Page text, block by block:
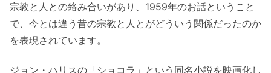
宗教と人との絡み合いがあり、1959年のお話ということ
で、今とは違う昔の宗教と人とがどういう関係だったのか
を表現されています。
ジョン・ハリスの「ショコラ」という同名小説を映画化し